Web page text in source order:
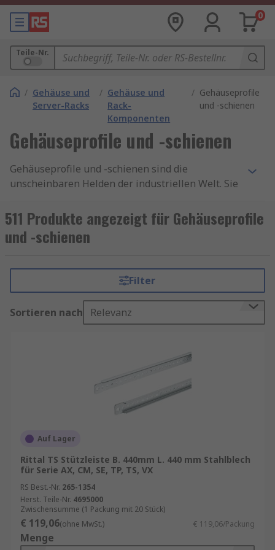
0
Teile-Nr.
/ Gehäuse und
Server-Racks
/ Gehäuse und
Rack-
Komponenten
/ Gehäuseprofile
und -schienen
Gehäuseprofile und -schienen
Gehäuseprofile und -schienen sind die
unscheinbaren Helden der industriellen Welt. Sie
Gehäusen, Maschinen und Geräten und sorgen
für Stabilität, Festigkeit und Flexibilität.
schienen?
Gehäuseprofile sind lange, strangförmige Metall-
oder Kunststoffleisten, die in verschiedenen
werden häufig aus Aluminium, Stahl oder
Edelstahl hergestellt und können eloxiert,
lackiert oder pulverbeschichtet werden.
Gehäuseschienen hingegen sind flache Metall-
Gehäusen montiert werden, um zusätzliche
können auch zur Aufnahme von Zubehör wie
werden.
Welche Vorteile bieten
Gehäuseprofile und -schienen?
511 Produkte angezeigt für Gehäuseprofile
und -schienen
Filter
Sortieren nach Relevanz
Auf Lager
Rittal TS Stützleiste B. 440mm L. 440 mm Stahlblech
für Serie AX, CM, SE, TP, TS, VX
RS Best.-Nr. 265-1354
Herst. Teile-Nr. 4695000
Zwischensumme (1 Packung mit 20 Stück)
€ 119,06(ohne MwSt.) € 119,06/Packung
Menge